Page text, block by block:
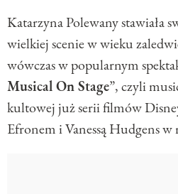
Katarzyna Polewany stawiała
wielkiej scenie w wieku
wówczas w popularnym
Musical On Stage”, czyli
kultowej już serii filmów
Efronem i Vanessą Hudgens w